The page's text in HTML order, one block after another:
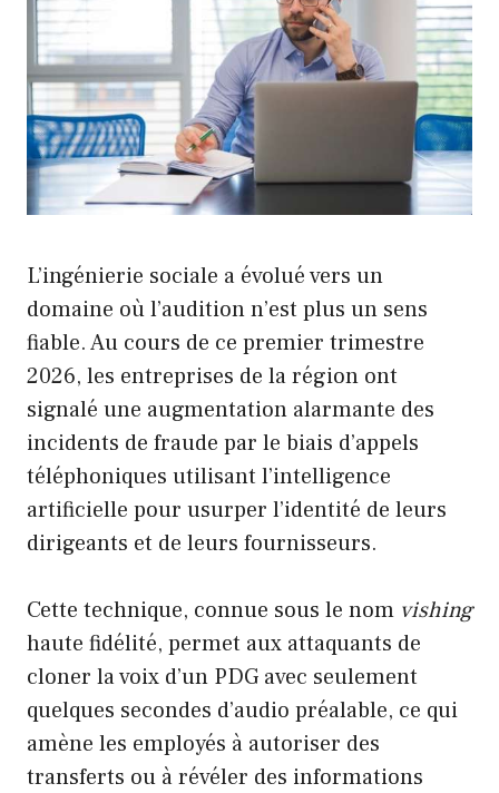
L’ingénierie sociale a évolué vers un
domaine où l’audition n’est plus un sens
fiable. Au cours de ce premier trimestre
2026, les entreprises de la région ont
signalé une augmentation alarmante des
incidents de fraude par le biais d’appels
téléphoniques utilisant l’intelligence
artificielle pour usurper l’identité de leurs
dirigeants et de leurs fournisseurs.
Cette technique, connue sous le nom vishing
haute fidélité, permet aux attaquants de
cloner la voix d’un PDG avec seulement
quelques secondes d’audio préalable, ce qui
amène les employés à autoriser des
transferts ou à révéler des informations